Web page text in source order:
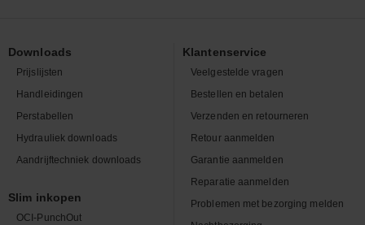
Downloads
Prijslijsten
Handleidingen
Perstabellen
Hydrauliek downloads
Aandrijftechniek downloads
Slim inkopen
OCI-PunchOut
Klantenservice
Veelgestelde vragen
Bestellen en betalen
Verzenden en retourneren
Retour aanmelden
Garantie aanmelden
Reparatie aanmelden
Problemen met bezorging melden